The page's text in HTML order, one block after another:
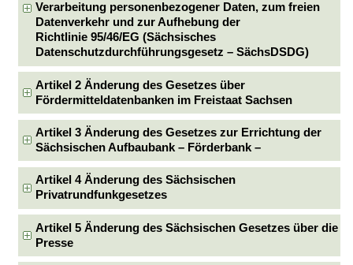
Verarbeitung personenbezogener Daten, zum freien
Datenverkehr und zur Aufhebung der
Richtlinie 95/46/EG (Sächsisches
Datenschutzdurchführungsgesetz – SächsDSDG)
Artikel 2 Änderung des Gesetzes über
Fördermitteldatenbanken im Freistaat Sachsen
Artikel 3 Änderung des Gesetzes zur Errichtung der
Sächsischen Aufbaubank – Förderbank –
Artikel 4 Änderung des Sächsischen
Privatrundfunkgesetzes
Artikel 5 Änderung des Sächsischen Gesetzes über die
Presse